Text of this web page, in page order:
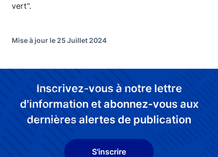
vert".
Mise à jour le 25 Juillet 2024
Inscrivez-vous à notre lettre
d'information et abonnez-vous aux
dernières alertes de publication
S'inscrire